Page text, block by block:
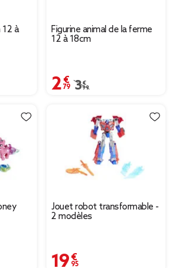
12 à
3,99 € à 2,79 €
Figurine animal de la ferme
12 à 18cm
2,79 €
Prix remisé de 3,99 €
3,99 €
Jouet robot transformable -
2 modèles
19,95 €